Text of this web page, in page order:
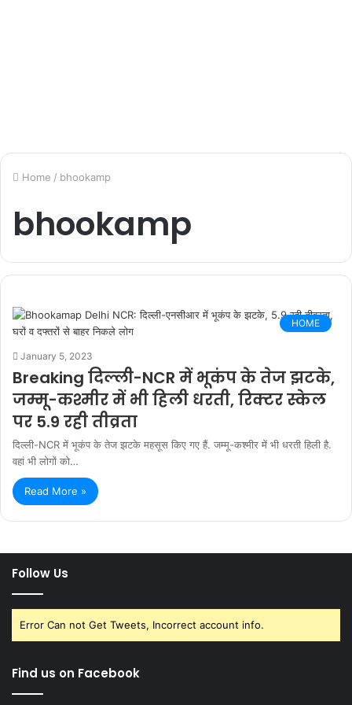
Home / bhookamp
bhookamp
HOME
January 5, 2023
Breaking दिल्ली-NCR में भूकंप के तेज झटके,
जम्मू-कश्मीर में भी हिली धरती, रिक्टर स्केल
पर 5.9 रही तीव्रता
दिल्ली-NCR में भूकंप के तेज झटके महसूस किए गए हैं. जम्मू-कश्मीर में भी धरती हिली है.
वहां भी लोगों को…
Read More »
Follow Us
Error Can not Get Tweets, Incorrect account info.
Find us on Facebook